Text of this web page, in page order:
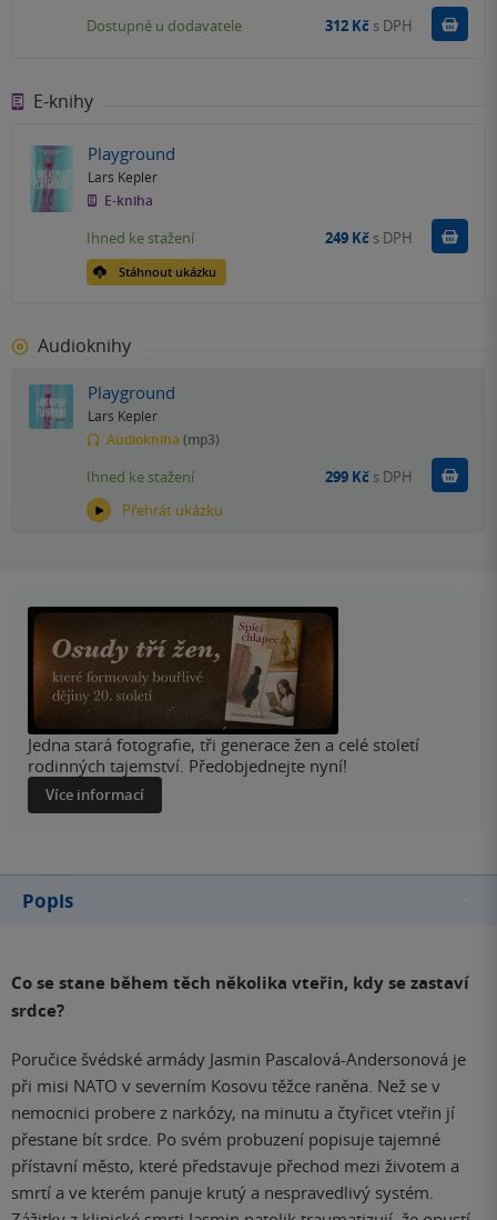
Dostupné u dodavatele 312 Kč s DPH
E-knihy
Playground
Lars Kepler
E-kniha
Stáhnout ukázku
Ihned ke stažení 249 Kč s DPH Koupit
Audioknihy
Playground
Lars Kepler
Audiokniha (mp3)
Přehrát ukázku
Ihned ke stažení 299 Kč s DPH Koupit
Jedna stará fotografie, tři generace žen a celé století
rodinných tajemství. Předobjednejte nyní!
Více informací
Popis
Co se stane během těch několika vteřin, kdy se zastaví
srdce?
Poručice švédské armády Jasmin Pascalová-Andersonová je
při misi NATO v severním Kosovu těžce raněna. Než se v
nemocnici probere z narkózy, na minutu a čtyřicet vteřin jí
přestane bít srdce. Po svém probuzení popisuje tajemné
přístavní město, které představuje přechod mezi životem a
smrtí a ve kterém panuje krutý a nespravedlivý systém.